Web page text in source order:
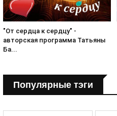
"От сердца к сердцу" -
авторская программа Татьяны
Ба...
Популярные тэги